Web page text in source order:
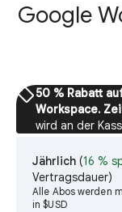
Google
sell50 % Rabatt
Workspace.
wird an der
Jährlich (16 %
Vertragsdauer)
Alle Abos werden
in $USD